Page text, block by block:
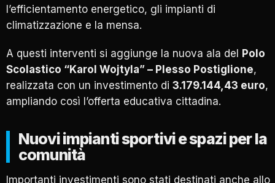
l’efficientamento energetico, gli impianti di
climatizzazione e la mensa.
A questi interventi si aggiunge la nuova ala del Polo
Scolastico “Karol Wojtyla” – Plesso Postiglione,
realizzata con un investimento di 3.179.144,43 euro,
ampliando così l’offerta educativa cittadina.
Nuovi impianti sportivi e spazi per la
comunità
Importanti investimenti sono stati destinati anche allo